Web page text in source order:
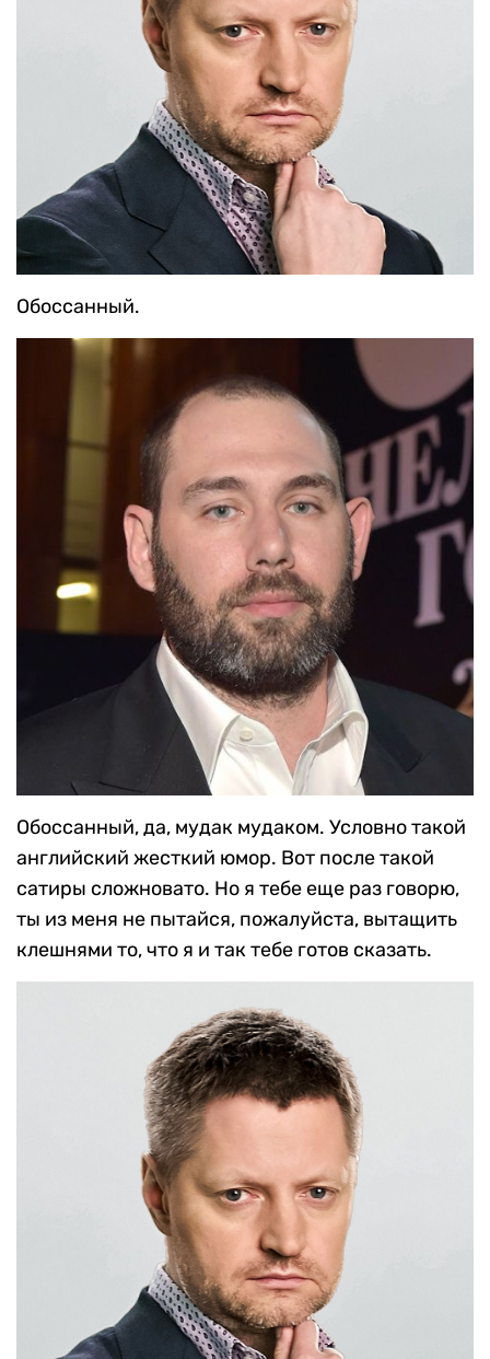
Обоссанный.
Обоссанный, да, мудак мудаком. Условно такой
английский жесткий юмор. Вот после такой
сатиры сложновато. Но я тебе еще раз говорю,
ты из меня не пытайся, пожалуйста, вытащить
клешнями то, что я и так тебе готов сказать.